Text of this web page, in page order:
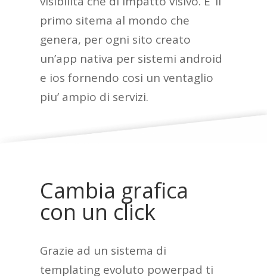
primo sitema al mondo che
genera, per ogni sito creato
un’app nativa per sistemi android
e ios fornendo cosi un ventaglio
piu’ ampio di servizi.
Cambia grafica
con un click
Grazie ad un sistema di
templating evoluto powerpad ti